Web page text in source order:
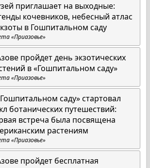
приглашает на выходные:
кочевников, небесный атлас
в Гошпитальном саду
«Приазовье»
пройдет день экзотических
в «Гошпитальном саду»
«Приазовье»
саду» стартовал
ботанических путешествий:
встреча была посвящена
растениям
«Приазовье»
пройдет бесплатная